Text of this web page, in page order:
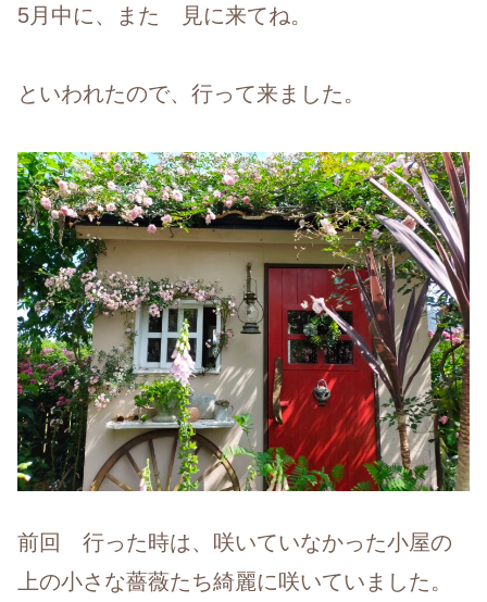
5月中に、また 見に来てね。
といわれたので、行って来ました。
前回 行った時は、咲いていなかった小屋の
上の小さな薔薇たち綺麗に咲いていました。